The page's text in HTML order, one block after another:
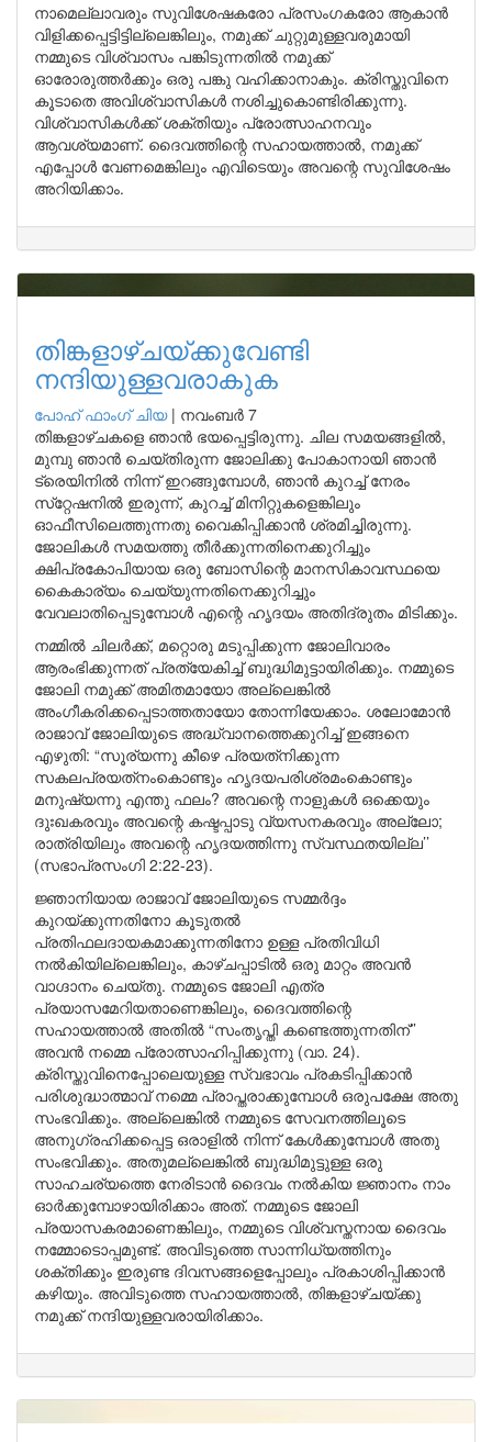
നാമെല്ലാവരും സുവിശേഷകരോ പ്രസംഗകരോ ആകാൻ
വിളിക്കപ്പെട്ടിട്ടില്ലെങ്കിലും, നമുക്ക് ചുറ്റുമുള്ളവരുമായി
നമ്മുടെ വിശ്വാസം പങ്കിടുന്നതിൽ നമുക്ക്
ഓരോരുത്തർക്കും ഒരു പങ്കു വഹിക്കാനാകും. ക്രിസ്തുവിനെ
കൂടാതെ അവിശ്വാസികൾ നശിച്ചുകൊണ്ടിരിക്കുന്നു.
വിശ്വാസികൾക്ക് ശക്തിയും പ്രോത്സാഹനവും
ആവശ്യമാണ്. ദൈവത്തിന്റെ സഹായത്താൽ, നമുക്ക്
എപ്പോൾ വേണമെങ്കിലും എവിടെയും അവന്റെ സുവിശേഷം
അറിയിക്കാം.
തിങ്കളാഴ്ചയ്ക്കുവേണ്ടി
നന്ദിയുള്ളവരാകുക
പോഹ് ഫാംഗ് ചിയ| നവംബർ 7
തിങ്കളാഴ്ചകളെ ഞാൻ ഭയപ്പെട്ടിരുന്നു. ചില സമയങ്ങളിൽ,
മുമ്പു ഞാൻ ചെയ്തിരുന്ന ജോലിക്കു പോകാനായി ഞാൻ
ട്രെയിനിൽ നിന്ന് ഇറങ്ങുമ്പോൾ, ഞാൻ കുറച്ച് നേരം
സ്‌റ്റേഷനിൽ ഇരുന്ന്, കുറച്ച് മിനിറ്റുകളെങ്കിലും
ഓഫീസിലെത്തുന്നതു വൈകിപ്പിക്കാൻ ശ്രമിച്ചിരുന്നു.
ജോലികൾ സമയത്തു തീർക്കുന്നതിനെക്കുറിച്ചും
ക്ഷിപ്രകോപിയായ ഒരു ബോസിന്റെ മാനസികാവസ്ഥയെ
കൈകാര്യം ചെയ്യുന്നതിനെക്കുറിച്ചും
വേവലാതിപ്പെടുമ്പോൾ എന്റെ ഹൃദയം അതിദ്രുതം മിടിക്കും.
നമ്മിൽ ചിലർക്ക്, മറ്റൊരു മടുപ്പിക്കുന്ന ജോലിവാരം
ആരംഭിക്കുന്നത് പ്രത്യേകിച്ച് ബുദ്ധിമുട്ടായിരിക്കും. നമ്മുടെ
ജോലി നമുക്ക് അമിതമായോ അല്ലെങ്കിൽ
അംഗീകരിക്കപ്പെടാത്തതായോ തോന്നിയേക്കാം. ശലോമോൻ
രാജാവ് ജോലിയുടെ അദ്ധ്വാനത്തെക്കുറിച്ച് ഇങ്ങനെ
എഴുതി: “സൂര്യന്നു കീഴെ പ്രയത്‌നിക്കുന്ന
സകലപ്രയത്‌നംകൊണ്ടും ഹൃദയപരിശ്രമംകൊണ്ടും
മനുഷ്യന്നു എന്തു ഫലം? അവന്റെ നാളുകൾ ഒക്കെയും
ദുഃഖകരവും അവന്റെ കഷ്ടപ്പാടു വ്യസനകരവും അല്ലോ;
രാത്രിയിലും അവന്റെ ഹൃദയത്തിന്നു സ്വസ്ഥതയില്ല’’
(സഭാപ്രസംഗി 2:22-23).
ജ്ഞാനിയായ രാജാവ് ജോലിയുടെ സമ്മർദ്ദം
കുറയ്ക്കുന്നതിനോ കൂടുതൽ
പ്രതിഫലദായകമാക്കുന്നതിനോ ഉള്ള പ്രതിവിധി
നൽകിയില്ലെങ്കിലും, കാഴ്ചപ്പാടിൽ ഒരു മാറ്റം അവൻ
വാഗ്ദാനം ചെയ്തു. നമ്മുടെ ജോലി എത്ര
പ്രയാസമേറിയതാണെങ്കിലും, ദൈവത്തിന്റെ
സഹായത്താൽ അതിൽ “സംതൃപ്തി കണ്ടെത്തുന്നതിന്’’
അവൻ നമ്മെ പ്രോത്സാഹിപ്പിക്കുന്നു (വാ. 24).
ക്രിസ്തുവിനെപ്പോലെയുള്ള സ്വഭാവം പ്രകടിപ്പിക്കാൻ
പരിശുദ്ധാത്മാവ് നമ്മെ പ്രാപ്തരാക്കുമ്പോൾ ഒരുപക്ഷേ അതു
സംഭവിക്കും. അല്ലെങ്കിൽ നമ്മുടെ സേവനത്തിലൂടെ
അനുഗ്രഹിക്കപ്പെട്ട ഒരാളിൽ നിന്ന് കേൾക്കുമ്പോൾ അതു
സംഭവിക്കും. അതുമല്ലെങ്കിൽ ബുദ്ധിമുട്ടുള്ള ഒരു
സാഹചര്യത്തെ നേരിടാൻ ദൈവം നൽകിയ ജ്ഞാനം നാം
ഓർക്കുമ്പോഴായിരിക്കാം അത്. നമ്മുടെ ജോലി
പ്രയാസകരമാണെങ്കിലും, നമ്മുടെ വിശ്വസ്തനായ ദൈവം
നമ്മോടൊപ്പമുണ്ട്. അവിടുത്തെ സാന്നിധ്യത്തിനും
ശക്തിക്കും ഇരുണ്ട ദിവസങ്ങളെപ്പോലും പ്രകാശിപ്പിക്കാൻ
കഴിയും. അവിടുത്തെ സഹായത്താൽ, തിങ്കളാഴ്ചയ്ക്കു
നമുക്ക് നന്ദിയുള്ളവരായിരിക്കാം.